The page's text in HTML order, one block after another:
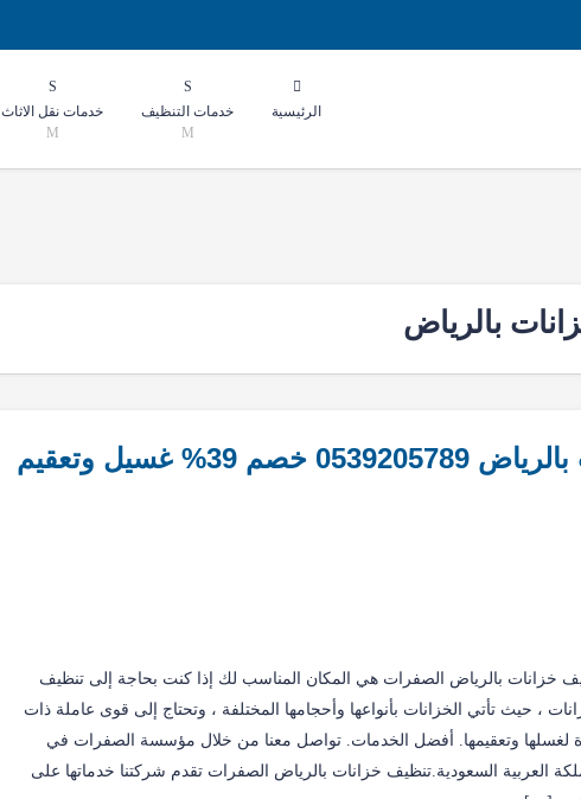
الرئيسية خدمات التنظيف خدمات نقل الاثاث
بالرياض
افضل شركة تنظيف خزانات بالرياض 0539205789 خصم 39% غسيل وتعقيم
خزانات بالرياض الصفرات هي المكان المناسب لك إذا كنت بحاجة إلى تنظيف
، حيث تأتي الخزانات بأنواعها وأحجامها المختلفة ، وتحتاج إلى قوى عاملة ذات
لغسلها وتعقيمها. أفضل الخدمات. تواصل معنا من خلال مؤسسة الصفرات في
العربية السعودية.تنظيف خزانات بالرياض الصفرات تقدم شركتنا خدماتها على